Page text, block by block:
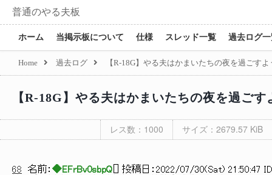
普通のやる夫板
ホーム 当掲示板について 仕様 スレッド一覧 過去ログ
Home 過去ログ 【R-18G】やる夫はかまいたちの夜を過ごす
【R-18G】やる夫はかまいたちの夜を過ごす
レス数：1000 サイズ：2679.57 KiB
68 名前： ◆EFrBv0sbpQ ] 投稿日： 2022/07/30(Sat) 21:50:47